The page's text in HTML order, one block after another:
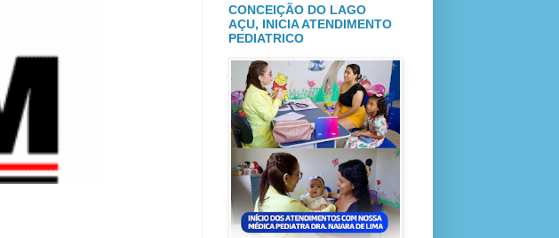
CONCEIÇÃO DO LAGO
AÇU, INICIA ATENDIMENTO
PEDIATRICO